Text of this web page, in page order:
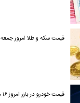
قیمت سکه و طلا امروز جمعه ۱۶ مرداد ۱۴۰۵
قیمت خودرو در بازر امروز ۱۶ مردادماه ۱۴۰۵